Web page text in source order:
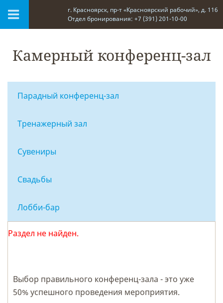
г. Красноярск, пр-т «Красноярский рабочий», д. 116
Отдел бронирования: +7 (391) 201-10-00
Камерный конференц-зал
Парадный конференц-зал
Тренажерный зал
Сувениры
Свадьбы
Лобби-бар
Раздел не найден.
Выбор правильного конференц-зала - это уже
50% успешного проведения мероприятия.